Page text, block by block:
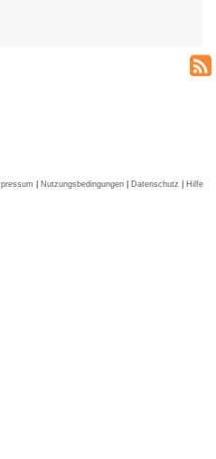
| Nutzungsbedingungen | Datenschutz | Hilfe